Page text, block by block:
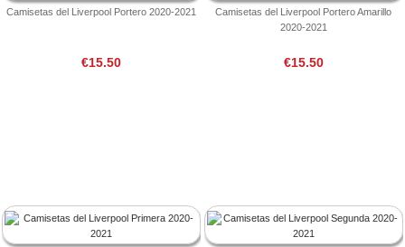
Camisetas del Liverpool Portero 2020-2021
€15.50
Camisetas del Liverpool Portero Amarillo
2020-2021
€15.50